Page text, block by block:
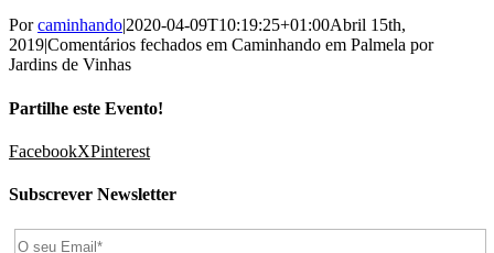
Porcaminhando|2020-04-09T10:19:25+01:00Abril 15th,
2019|Comentários fechados em Caminhando em Palmela por
Jardins de Vinhas
Partilhe este Evento!
FacebookXPinterest
Subscrever Newsletter